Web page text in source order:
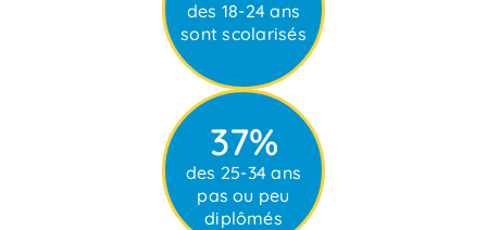
des 18-24 ans
sont scolarisés
37%
des 25-34 ans
pas ou peu
diplômés